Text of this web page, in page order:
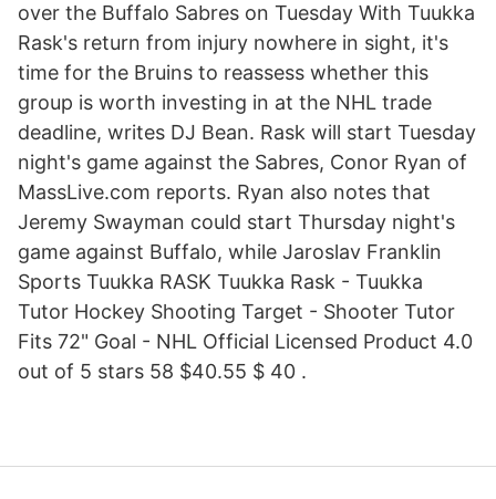
over the Buffalo Sabres on Tuesday With Tuukka
Rask's return from injury nowhere in sight, it's
time for the Bruins to reassess whether this
group is worth investing in at the NHL trade
deadline, writes DJ Bean. Rask will start Tuesday
night's game against the Sabres, Conor Ryan of
MassLive.com reports. Ryan also notes that
Jeremy Swayman could start Thursday night's
game against Buffalo, while Jaroslav Franklin
Sports Tuukka RASK Tuukka Rask - Tuukka
Tutor Hockey Shooting Target - Shooter Tutor
Fits 72" Goal - NHL Official Licensed Product 4.0
out of 5 stars 58 $40.55 $ 40 .